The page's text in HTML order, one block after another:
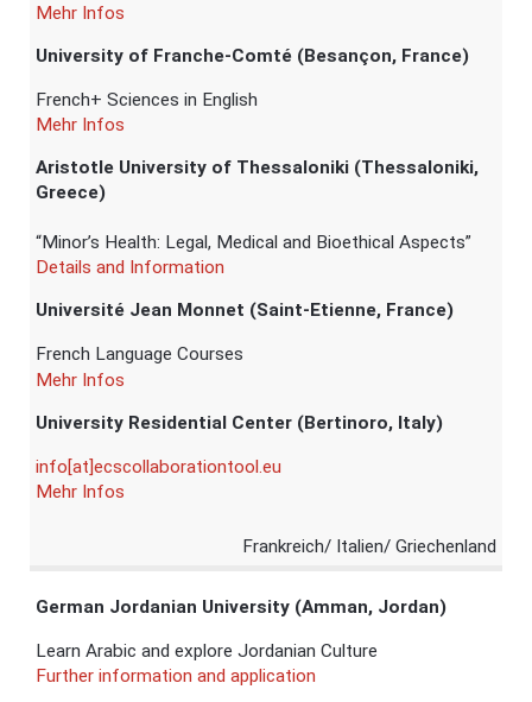
Mehr Infos
University of Franche-Comté (Besançon, France)
French+ Sciences in English
Mehr Infos
Aristotle University of Thessaloniki (Thessaloniki,
Greece)
“Minor’s Health: Legal, Medical and Bioethical Aspects”
Details and Information
Université Jean Monnet (Saint-Etienne, France)
French Language Courses
Mehr Infos
University Residential Center (Bertinoro, Italy)
info[at]ecscollaborationtool.eu
Mehr Infos
Frankreich/ Italien/ Griechenland
German Jordanian University (Amman, Jordan)
Learn Arabic and explore Jordanian Culture
Further information and application